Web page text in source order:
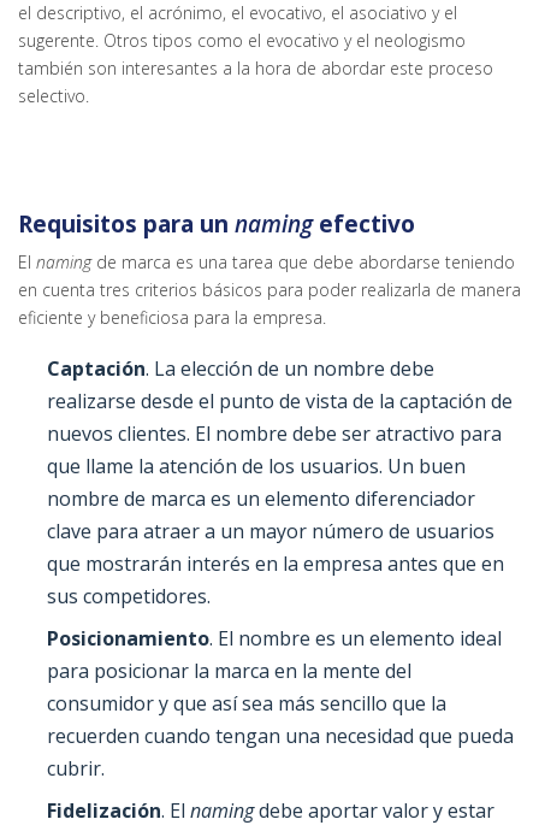
el descriptivo, el acrónimo, el evocativo, el asociativo y el
sugerente. Otros tipos como el evocativo y el neologismo
también son interesantes a la hora de abordar este proceso
selectivo.
Requisitos para un namingefectivo
El namingde marca es una tarea que debe abordarse teniendo
en cuenta tres criterios básicos para poder realizarla de manera
eficiente y beneficiosa para la empresa.
Captación. La elección de un nombre debe
realizarse desde el punto de vista de la captación de
nuevos clientes. El nombre debe ser atractivo para
que llame la atención de los usuarios. Un buen
nombre de marca es un elemento diferenciador
clave para atraer a un mayor número de usuarios
que mostrarán interés en la empresa antes que en
sus competidores.
Posicionamiento. El nombre es un elemento ideal
para posicionar la marca en la mente del
consumidor y que así sea más sencillo que la
recuerden cuando tengan una necesidad que pueda
cubrir.
Fidelización. El namingdebe aportar valor y estar